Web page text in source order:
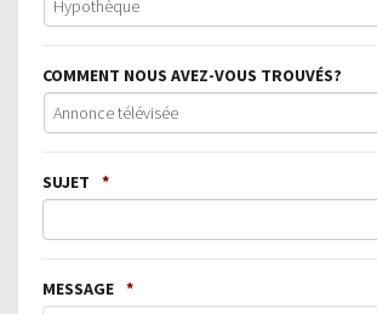
COMMENT NOUS AVEZ-VOUS TROUVÉS?
SUJET *
MESSAGE *